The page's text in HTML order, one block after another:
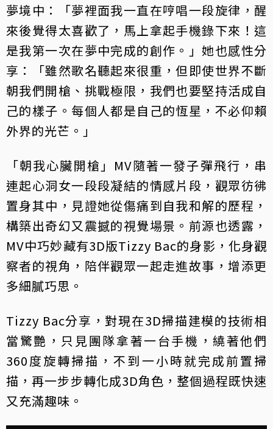
夢境中：「夢裡面我一直在哼唱一段旋律，醒
來後覺得太喜歡了，馬上拿起手機錄下來！這
是我第一次在夢中完成的創作。」她也感性分
享：「雖然歌名聽起來很重，但即使世界不斷
朝我們開槍、挑戰極限，我們也要堅持活成自
己的樣子。每個人都是自己的恆星，不必仰賴
外界的光芒。」
「朝我心臟開槍」MV隨著一發子彈飛行，串
連起心洞女一段段凝結的情感片段，觀眾彷彿
置身其中，見證她從傷痛到自我和解的歷程，
構築出奇幻又震撼的視覺場景。前源也透露，
MV中巧妙藏有3D版Tizzy Bac的身影，化身觀
察者的視角，陪伴觀眾一起走進故事，增添更
多細膩巧思。
Tizzy Bac分享，對現在3D掃描建模的技術相
當驚艷，只見團隊拿著一台手機，繞著他們
360度旋轉掃描，不到一小時就完成前置掃
描，再一步步轉化成3D角色，整個過程既快速
又充滿趣味。